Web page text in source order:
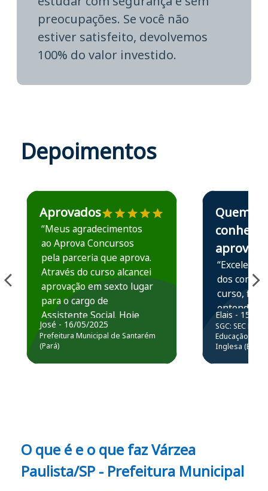
preocupações. Se você não
estiver satisfeito, devolvemos
100% do valor investido.
Depoimentos
Estudante José recomenda o Aprova Concursos em
Aprovados
“Meus agradecimentos
ao Aprova Concursos
pela parceria que aprova.
Através do curso alcancei
aprovação em sexto lugar
para o cargo de
Assistente Social. Hoje
estou atuando na
Prefeitura de Santarém.
José - 16/05/2025
Prefeitura Municipal de Santarém
(Pará)
Estudante Elais
Quem
conhece,
aprova
“Excelente
dos
curso,
entender e
prática
resolução
questões.”
Elais - 15/07/
SGC: SEC BA
Educação
Inglesa (Edital
O que é e o que faz Várzea
Paulista/SP - Prefeitura Municipal